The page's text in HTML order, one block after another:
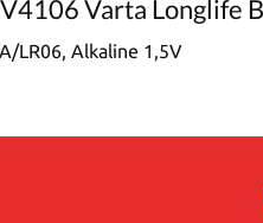
Varta Longlife
LR06, Alkaline 1,5V